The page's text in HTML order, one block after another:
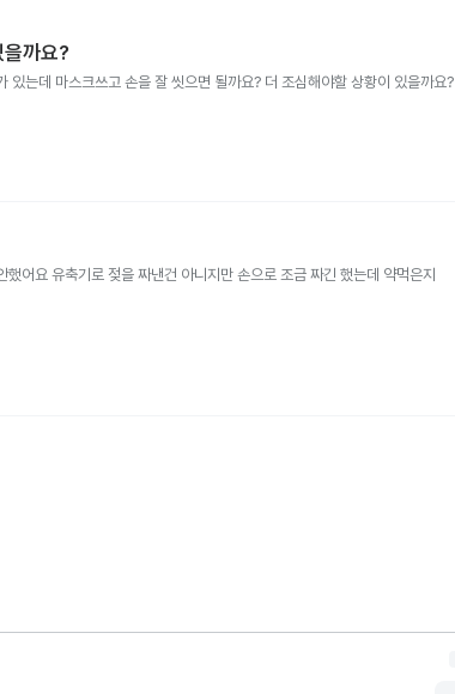
까요?
있는데 마스크쓰고 손을 잘 씻으면 될까요? 더 조심해야할 상황이 있을까요?
어요 유축기로 젖을 짜낸건 아니지만 손으로 조금 짜긴 했는데 약먹은지